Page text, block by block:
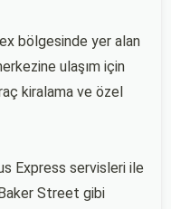
bölgesinde yer alan
ulaşım için
kiralama ve özel
Express servisleri ile
Street gibi